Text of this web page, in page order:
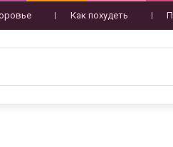
Как похудеть